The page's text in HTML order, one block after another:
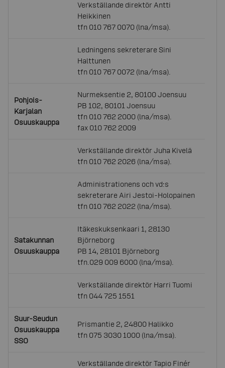
Verkställande direktör Antti
Heikkinen
tfn 010 767 0070 (lna/msa).
Ledningens sekreterare Sini
Halttunen
tfn 010 767 0072 (lna/msa).
Pohjois-
Karjalan
Osuuskauppa
Nurmeksentie 2, 80100 Joensuu
PB 102, 80101 Joensuu
tfn 010 762 2000 (lna/msa).
fax 010 762 2009
Verkställande direktör Juha Kivelä
tfn 010 762 2026 (lna/msa).
Administrationens och vd:s
sekreterare Airi Jestoi-Holopainen
tfn 010 762 2022 (lna/msa).
Satakunnan
Osuuskauppa
Itäkeskuksenkaari 1, 28130
Björneborg
PB 14, 28101 Björneborg
tfn.029 009 6000 (lna/msa).
Verkställande direktör Harri Tuomi
tfn 044 725 1551
Suur-Seudun
Osuuskauppa
SSO
Prismantie 2, 24800 Halikko
tfn 075 3030 1000 (lna/msa).
Verkställande direktör Tapio Finér